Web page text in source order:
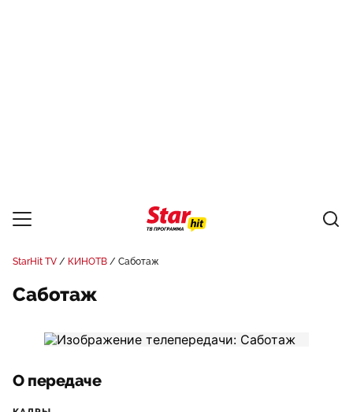
StarHit TV КИНОТВ Саботаж
Саботаж
О передаче